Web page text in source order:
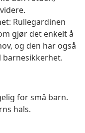
Rullegardinen
gjør det enkelt å
og den har også
barnesikkerhet.
for små barn.
hals.